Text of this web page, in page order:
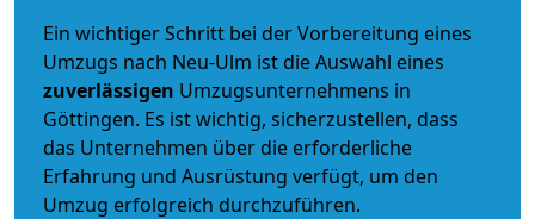
Ein wichtiger Schritt bei der Vorbereitung eines
Umzugs nach Neu-Ulm ist die Auswahl eines
zuverlässigen Umzugsunternehmens in
Göttingen. Es ist wichtig, sicherzustellen, dass
das Unternehmen über die erforderliche
Erfahrung und Ausrüstung verfügt, um den
Umzug erfolgreich durchzuführen.